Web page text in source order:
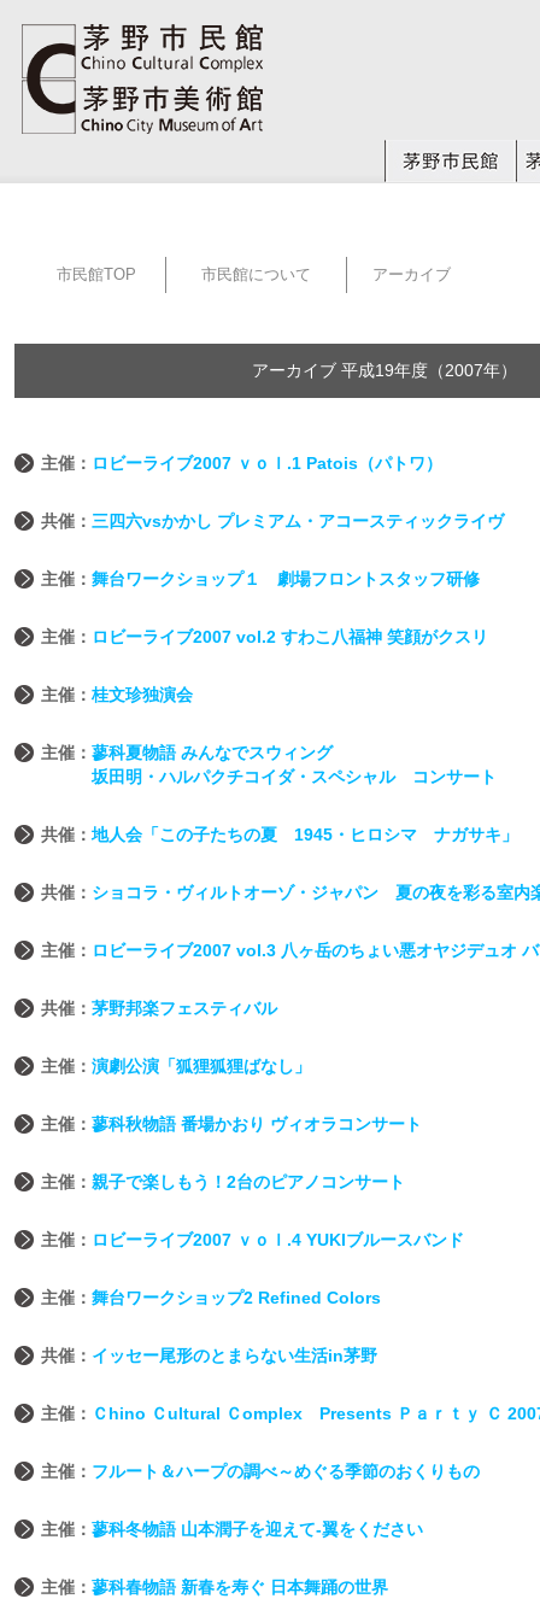
市民館TOP 市民館について アーカイブ
アーカイブ 平成19年度（2007年）
主催： ロビーライブ2007 ｖｏｌ.1 Patois（パトワ）
共催： 三四六vsかかし プレミアム・アコースティックライヴ
主催： 舞台ワークショップ１ 劇場フロントスタッフ研修
主催： ロビーライブ2007 vol.2 すわこ八福神 笑顔がクスリ
主催： 桂文珍独演会
主催： 蓼科夏物語 みんなでスウィング
坂田明・ハルパクチコイダ・スペシャル コンサート
共催： 地人会「この子たちの夏 1945・ヒロシマ ナガサキ」
共催： ショコラ・ヴィルトオーゾ・ジャパン 夏の夜を彩る室内
主催： ロビーライブ2007 vol.3 八ヶ岳のちょい悪オヤジデュオ
共催： 茅野邦楽フェスティバル
主催： 演劇公演「狐狸狐狸ばなし」
主催： 蓼科秋物語 番場かおり ヴィオラコンサート
主催： 親子で楽しもう！2台のピアノコンサート
主催： ロビーライブ2007 ｖｏｌ.4 YUKIブルースバンド
主催： 舞台ワークショップ2 Refined Colors
共催： イッセー尾形のとまらない生活in茅野
主催： Ｃhino Ｃultural Ｃomplex Presents Ｐａｒｔｙ Ｃ
主催： フルート＆ハープの調べ～めぐる季節のおくりもの
主催： 蓼科冬物語 山本潤子を迎えて‐翼をください
主催： 蓼科春物語 新春を寿ぐ 日本舞踊の世界